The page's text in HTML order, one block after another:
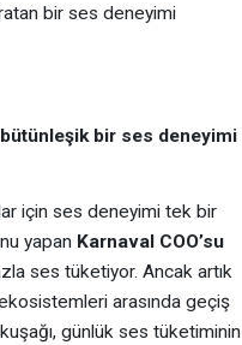
bir ses deneyimi
bütünleşik bir ses deneyimi
için ses deneyimi tek bir
yapan Karnaval COO’su
ses tüketiyor. Ancak artık
arasında geçiş
günlük ses tüketiminin